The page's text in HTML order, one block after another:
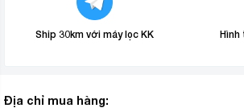
Ship 30km với máy lọc KK
Địa chỉ mua hàng: